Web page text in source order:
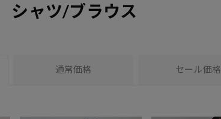
シャツ/ブラウス
通常価格 セール価格